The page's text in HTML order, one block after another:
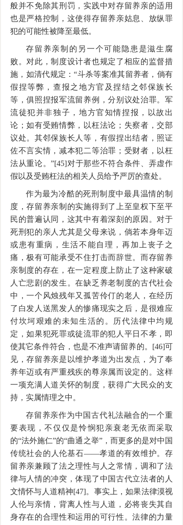
般并不免除其刑罚，实践中对存留养亲的适用
也是严格控制，这使得存留养亲姑息、放纵罪
犯的可能性被降至最低。
存留养亲制的另一个可能隐患是滋生腐
败。对此，制度设计者也规定了相应的监督措
施，如清代规定：“斗杀等案准其留养者，倘有
假捏等弊，查报之地方官及捏结之邻保族长
等，俱照捏报军流留养例，分别议处治罪。军
流徒犯并非独子，地方官知情捏报，以故出
论；如有受贿情弊，以枉法论；失察者，交部
议处。其邻保族长人等，有假捏出结者，照证
佐不言实情，减本犯二等治罪；受财者，以枉
法从重论。”[45]对于那些不符合条件、弄虚作
假以及受贿枉法的相关人员给予严厉的查处。
作为最为冷酷的死刑制度中最具温情的制
度，存留养亲制的实施得到了上至皇权下至平
民的普遍认同，这其中有着深刻的原因。对于
死刑犯的亲人尤其是父母来说，倘若本身年迈
或患有重病，生活不能自理，再加上丧子之
痛，极有可能承受不住打击而辞世。而存留养
亲制度的存在，在一定程度上防止了这种家破
人亡悲剧的发生。在缺乏养老制度的古代社会
中，一个风烛残年又孤苦伶仃的老人，在经历
了白发人送黑发人的惨痛现实之后，是很难应
付坎坷艰难的未知生活的。历代法律中均规
定，如果犯死罪或徒流罪的犯人平日不孝，即
使其它条件符合，也是不准声请留养的。[46]可
见，存留养亲是以维护孝道为出发点，为了奉
养年迈或有严重残疾的尊亲属而设定的。这样
一项充满人道关怀的制度，获得广大民众的支
持，实属情理之中。
存留养亲作为中国古代礼法融合的一个重
要表现，不仅仅是怜悯犯亲衰老无依而采取
的“法外施仁”的“曲通之举”，而更多的是对中国
传统社会的人伦基石——孝道的有效维护。存
留养亲兼顾了法之理性与人之常情，调和了法
律与人情的冲突，体现了中国古代立法者的人
文情怀与人道精神[47]。事实上，如果法律漠视
人伦与亲情，背离人性与人道，必将丧失其自
身存在的合理性和运用的可行性。法律的力量